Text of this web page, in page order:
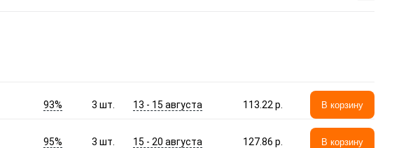
93% 3 шт. 13 - 15 августа 113.22 p. В корзину
95% 3 шт. 15 - 20 августа 127.86 p. В корзину